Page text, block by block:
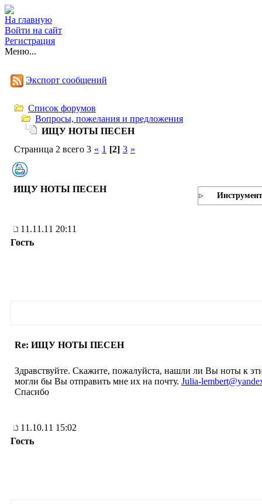
На главную
Войти на сайт
Регистрация
Меню...
Экспорт сообщений
Список форумов
Вопросы, пожелания и предложения
ИЩУ НОТЫ ПЕСЕН
Страница 2 всего 3 « 1 [2] 3 »
ИЩУ НОТЫ ПЕСЕН
11.11.11 20:11
Гость
Re: ИЩУ НОТЫ ПЕСЕН
Здравствуйте. Скажите, пожалуйста, нашли ли Вы ноты к
могли бы Вы отправить мне их на почту. Julia-
Спасибо
11.10.11 15:02
Гость